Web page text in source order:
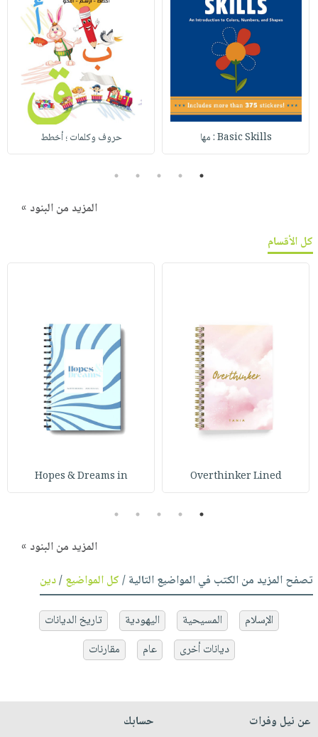
Basic Skills : مها حروف وكلمات ؛ أخطط
1
2
3
4
5
المزيد من البنود »
كل الأقسام
Overthinker Lined
Hopes & Dreams in
1
2
3
4
5
المزيد من البنود »
تصفح المزيد من الكتب في المواضيع التالية /كل المواضيع/دين
الإسلام المسيحية اليهودية
تاريخ الديانات
ديانات أخرى
عام مقارنات
عن نيل وفرات
حسابك